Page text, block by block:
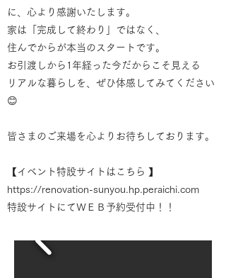
に、心より感謝いたします。
家は「完成して終わり」ではなく、
住んでからが本当のスタートです。
お引渡しから1年経った今だからこそ見える
リアルな暮らしを、ぜひ体感してみてください
😊
皆さまのご来場を心よりお待ちしております。
【イベント特設サイトはこちら 】
https://renovation-sunyou.hp.peraichi.com
特設サイトにてＷＥＢ予約受付中！！